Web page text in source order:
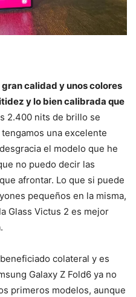
gran calidad y unos colores
y lo bien calibrada que
2.400 nits de brillo se
una excelente
el modelo que he
no puedo decir las
afrontar. Lo que si puede
pequeños en la misma,
Glass Victus 2 es mejor
colateral y es
Galaxy Z Fold6 ya no
primeros modelos, aunque